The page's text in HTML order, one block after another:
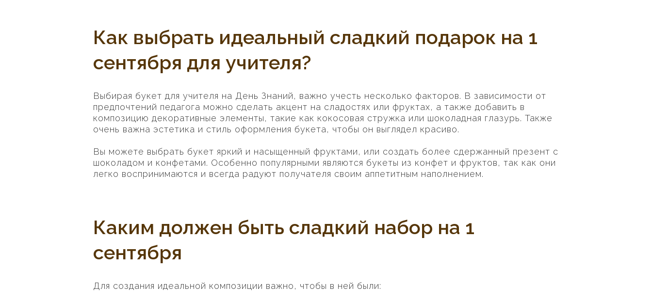
Как выбрать идеальный сладкий подарок на 1
сентября для учителя?
Выбирая букет для учителя на День Знаний, важно учесть несколько факторов. В зависимости от
предпочтений педагога можно сделать акцент на сладостях или фруктах, а также добавить в
композицию декоративные элементы, такие как кокосовая стружка или шоколадная глазурь. Также
очень важна эстетика и стиль оформления букета, чтобы он выглядел красиво.
Вы можете выбрать букет яркий и насыщенный фруктами, или создать более сдержанный презент с
шоколадом и конфетами. Особенно популярными являются букеты из конфет и фруктов, так как они
легко воспринимаются и всегда радуют получателя своим аппетитным наполнением.
Каким должен быть сладкий набор на 1
сентября
Для создания идеальной композиции важно, чтобы в ней были: